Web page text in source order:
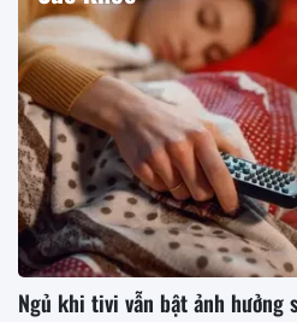
Ngủ khi tivi vẫn bật ảnh hưởng